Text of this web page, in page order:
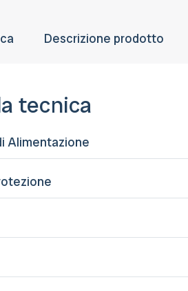
Descrizione prodotto
tecnica
Alimentazione